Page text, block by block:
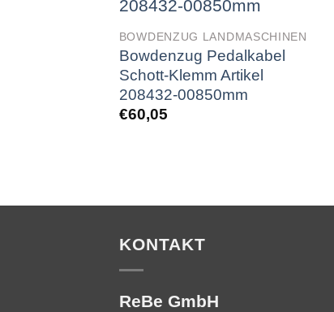
BOWDENZUG LANDMASCHINEN
Bowdenzug Pedalkabel
Schott-Klemm Artikel
208432-00850mm
€60,05
KONTAKT
ReBe GmbH